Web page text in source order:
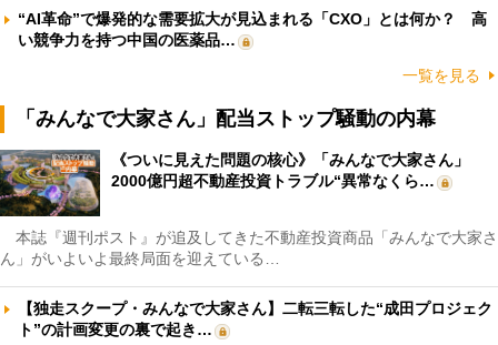
“AI革命”で爆発的な需要拡大が見込まれる「CXO」とは何か？ 高
い競争力を持つ中国の医薬品…
一覧を見る
「みんなで大家さん」配当ストップ騒動の内幕
《ついに見えた問題の核心》「みんなで大家さん」
2000億円超不動産投資トラブル“異常なくら…
本誌『週刊ポスト』が追及してきた不動産投資商品「みんなで大家さ
ん」がいよいよ最終局面を迎えている…
【独走スクープ・みんなで大家さん】二転三転した“成田プロジェク
ト”の計画変更の裏で起き…